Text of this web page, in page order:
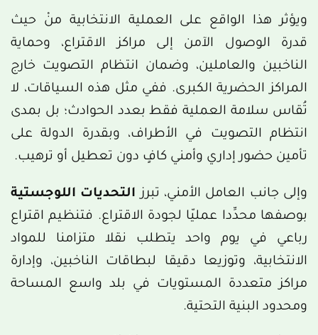
ويؤثر هذا الواقع على العملية الانتخابية منْ حيث
قدرة الوصول الآمن إلى مراكز الاقتراع، وحماية
الناخبين والعاملين، وضمان انتظام التصويت خارج
المراكز الحضرية الكبرى. ففي مثل هذه السياقات، لا
تُقاس سلامة العملية فقط بعدد الحوادث؛ بل بمدى
انتظام التصويت في الأطراف، وبقدرة الدولة على
تأمين حضور إداري وأمني كافٍ دون تعطيل أو ترهيب.
وإلى جانب العامل الأمني، تبرز التحديات اللوجستية
بوصفها محدِّدا عمليّا لجودة الاقتراع. فتنظيم اقتراع
رباعي في يوم واحد يتطلب نقلا متزامنا للمواد
الانتخابية، وتوزيعا دقيقا لبطاقات الناخبين، وإدارة
مراكز متعددة المستويات في بلد واسع المساحة
ومحدود البنية التحتية.